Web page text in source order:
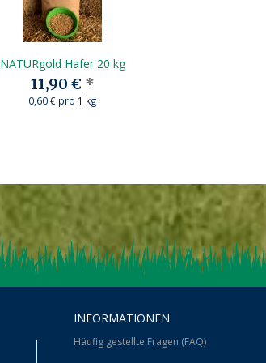
NATURgold Hafer 20 kg
11,90 € *
0,60 € pro 1 kg
INFORMATIONEN
Häufig gestellte Fragen (FAQ)